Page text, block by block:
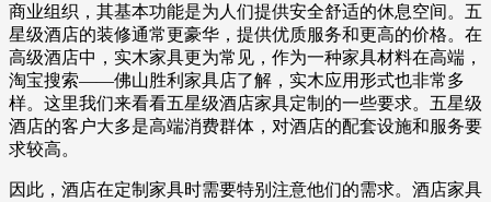
商业组织，其基本功能是为人们提供安全舒适的休息空间。五
星级酒店的装修通常更豪华，提供优质服务和更高的价格。在
高级酒店中，实木家具更为常见，作为一种家具材料在高端，
淘宝搜索——佛山胜利家具店了解，实木应用形式也非常多
样。这里我们来看看五星级酒店家具定制的一些要求。五星级
酒店的客户大多是高端消费群体，对酒店的配套设施和服务要
求较高。
因此，酒店在定制家具时需要特别注意他们的需求。酒店家具